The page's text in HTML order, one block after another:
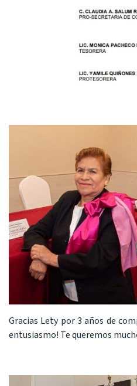
Gracias Lety por 3 años de
entusiasmo! Te queremos